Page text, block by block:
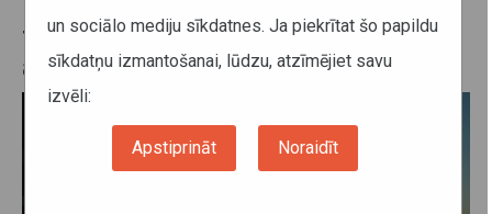
transportlīdzekļu vadītāju
apliecību atzīšana un apmaiņa
un sociālo mediju sīkdatnes. Ja piekrītat šo papildu
sīkdatņu izmantošanai, lūdzu, atzīmējiet savu
izvēli:
Apstiprināt Noraidīt